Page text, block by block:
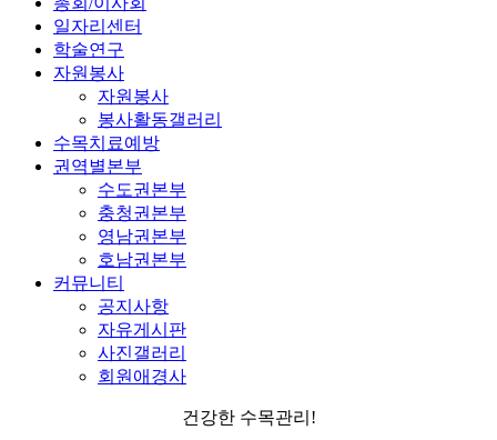
일자리센터
학술연구
자원봉사
자원봉사
봉사활동갤러리
수목치료예방
권역별본부
수도권본부
충청권본부
영남권본부
호남권본부
커뮤니티
공지사항
자유게시판
사진갤러리
회원애경사
건강한 수목관리!